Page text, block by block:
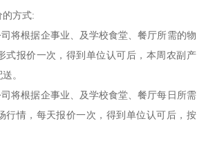
的方式:
将根据企事业、及学校食堂、餐厅所需的物
式报价一次，得到单位认可后，本周农副产
。
将根据企事业、及学校食堂、餐厅每日所需
行情，每天报价一次，得到单位认可后，按